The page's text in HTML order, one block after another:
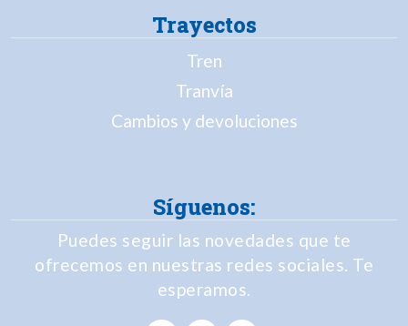
Síguenos:
Puedes seguir las novedades que te
ofrecemos en nuestras redes sociales. Te
esperamos.
Trayectos
Tren
Tranvía
Cambios y devoluciones